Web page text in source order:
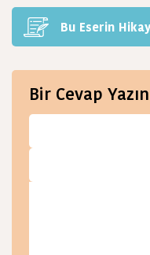
Bu Eserin
Bir Cevap Yazın